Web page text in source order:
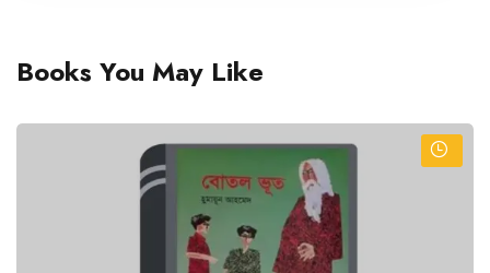
Books You May Like